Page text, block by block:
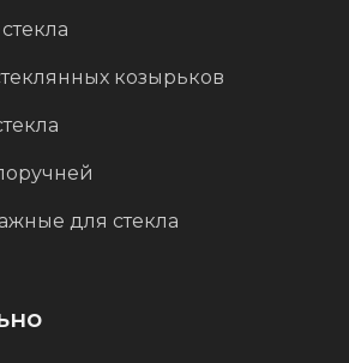
козырьков
для стекла